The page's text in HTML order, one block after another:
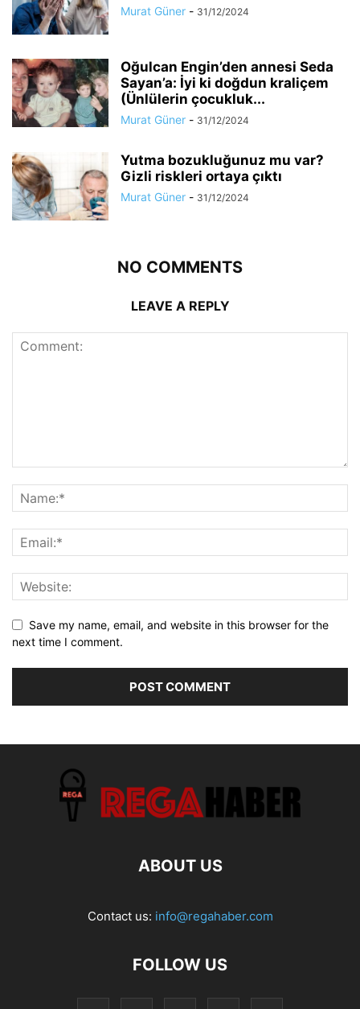
Murat Güner - 31/12/2024
Oğulcan Engin’den annesi Seda
Sayan’a: İyi ki doğdun kraliçem
(Ünlülerin çocukluk...
Murat Güner - 31/12/2024
Yutma bozukluğunuz mu var?
Gizli riskleri ortaya çıktı
Murat Güner - 31/12/2024
NO COMMENTS
LEAVE A REPLY
Save my name, email, and website in this browser for the
next time I comment.
ABOUT US
Contact us: info@regahaber.com
FOLLOW US